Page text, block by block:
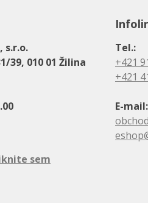
s.r.o.
39, 010 01 Žilina
sem
Tel.:
+421
+421
E-mail: